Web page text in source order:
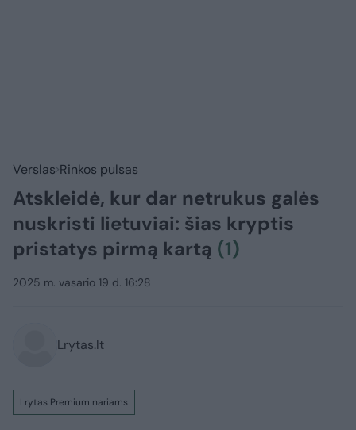
Verslas Rinkos pulsas
Atskleidė, kur dar netrukus galės
nuskristi lietuviai: šias kryptis
pristatys pirmą kartą (1)
2025 m. vasario 19 d. 16:28
Lrytas.lt
Lrytas Premium nariams